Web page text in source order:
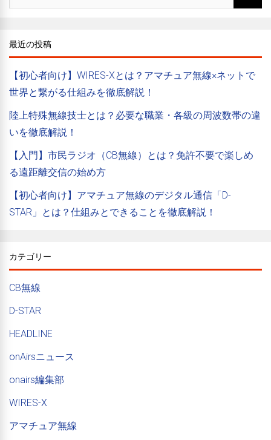
最近の投稿
【初心者向け】WIRES-Xとは？アマチュア無線×ネットで
世界と繋がる仕組みを徹底解説！
陸上特殊無線技士とは？必要な職業・各級の周波数帯の違
いを徹底解説！
【入門】市民ラジオ（CB無線）とは？免許不要で楽しめ
る遠距離交信の始め方
【初心者向け】アマチュア無線のデジタル通信「D-
STAR」とは？仕組みとできることを徹底解説！
カテゴリー
CB無線
D-STAR
HEADLINE
onAirsニュース
onairs編集部
WIRES-X
アマチュア無線